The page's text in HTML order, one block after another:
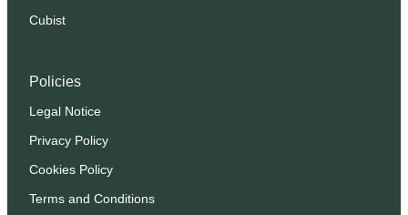
Cubist
Policies
Legal Notice
Privacy Policy
Cookies Policy
Terms and Conditions